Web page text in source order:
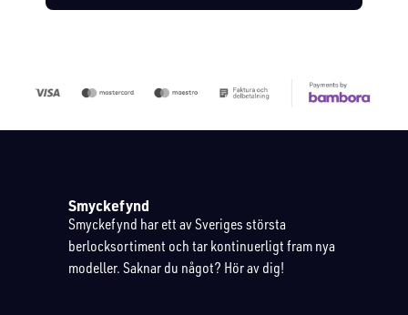
Smyckefynd
Smyckefynd har ett av Sveriges största
berlocksortiment och tar kontinuerligt fram nya
modeller. Saknar du något? Hör av dig!